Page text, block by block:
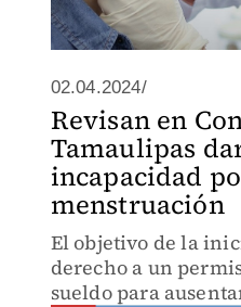
02.04.2024/
Revisan en
Tamaulipas
incapacidad
menstruación
El objetivo de la
derecho a un
sueldo para